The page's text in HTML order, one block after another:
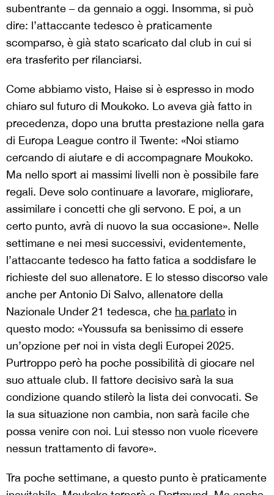
subentrante – da gennaio a oggi. Insomma, si può
dire: l’attaccante tedesco è praticamente
scomparso, è già stato scaricato dal club in cui si
era trasferito per rilanciarsi.
Come abbiamo visto, Haise si è espresso in modo
chiaro sul futuro di Moukoko. Lo aveva già fatto in
precedenza, dopo una brutta prestazione nella gara
di Europa League contro il Twente: «Noi stiamo
cercando di aiutare e di accompagnare Moukoko.
Ma nello sport ai massimi livelli non è possibile fare
regali. Deve solo continuare a lavorare, migliorare,
assimilare i concetti che gli servono. E poi, a un
certo punto, avrà di nuovo la sua occasione». Nelle
settimane e nei mesi successivi, evidentemente,
l’attaccante tedesco ha fatto fatica a soddisfare le
richieste del suo allenatore. E lo stesso discorso vale
anche per Antonio Di Salvo, allenatore della
Nazionale Under 21 tedesca, che ha parlato in
questo modo: «Youssufa sa benissimo di essere
un’opzione per noi in vista degli Europei 2025.
Purtroppo però ha poche possibilità di giocare nel
suo attuale club. Il fattore decisivo sarà la sua
condizione quando stilerò la lista dei convocati. Se
la sua situazione non cambia, non sarà facile che
possa venire con noi. Lui stesso non vuole ricevere
nessun trattamento di favore».
Tra poche settimane, a questo punto è praticamente